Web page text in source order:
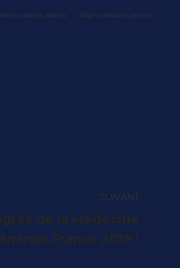
orales Oral communications
SUIVANT
de la Médecine
France 2019 !